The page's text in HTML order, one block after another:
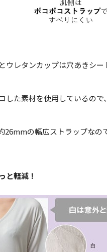
ウレタンカップは穴あきシ
した素材を使用しているの
26mmの幅広ストラップな
と軽減！